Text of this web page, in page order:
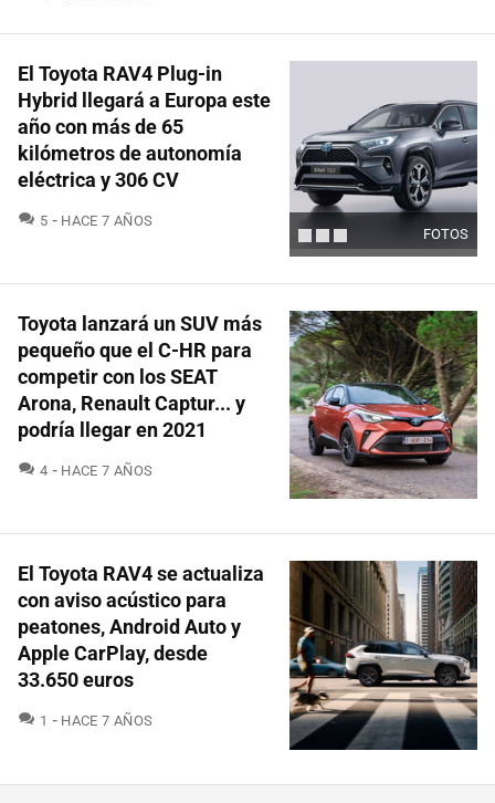
FOTOS
El Toyota RAV4 Plug-in
Hybrid llegará a Europa este
año con más de 65
kilómetros de autonomía
eléctrica y 306 CV
5 COMENTARIOS
HACE 7 AÑOS
Toyota lanzará un SUV más
pequeño que el C-HR para
competir con los SEAT
Arona, Renault Captur... y
podría llegar en 2021
4 COMENTARIOS
HACE 7 AÑOS
El Toyota RAV4 se actualiza
con aviso acústico para
peatones, Android Auto y
Apple CarPlay, desde
33.650 euros
1 COMENTARIOS
HACE 7 AÑOS